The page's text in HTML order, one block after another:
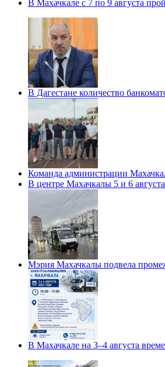
В Махачкале с 7 по 9 августа
В Дагестане количество
Команда администрации
В центре Махачкалы 5 и 6
Мэрия Махачкалы подвела
В Махачкале на 3–4 августа